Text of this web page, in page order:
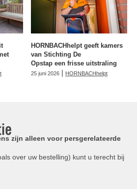
HORNBACHhelpt geeft kamers
van Stichting De
Opstap een frisse uitstraling
25 juni 2026 | HORNBACHhelpt
zijn alleen voor persgerelateerde
over uw bestelling) kunt u terecht bij